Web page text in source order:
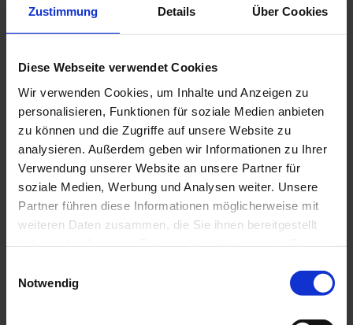
Zustimmung Details Über Cookies
Diese Webseite verwendet Cookies
Wir verwenden Cookies, um Inhalte und Anzeigen zu
personalisieren, Funktionen für soziale Medien anbieten
zu können und die Zugriffe auf unsere Website zu
analysieren. Außerdem geben wir Informationen zu Ihrer
Verwendung unserer Website an unsere Partner für
soziale Medien, Werbung und Analysen weiter. Unsere
Partner führen diese Informationen möglicherweise mit
weiteren Daten zusammen, die Sie ihnen bereitgestellt
Notwendig
Sammlung Moderne Kunst in der Pinakothek der Moderne
vom […]
DETAILS